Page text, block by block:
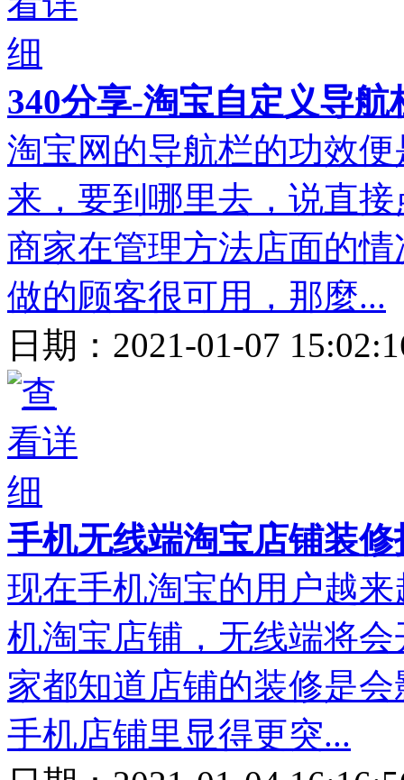
340分享-淘宝自定义导
淘宝网的导航栏的功效
来，要到哪里去，说直
商家在管理方法店面的
做的顾客很可用，那麼...
日期： 2021-01-07
手机无线端淘宝店铺装
现在手机淘宝的用户越
机淘宝店铺，无线端将
家都知道店铺的装修是
手机店铺里显得更突...